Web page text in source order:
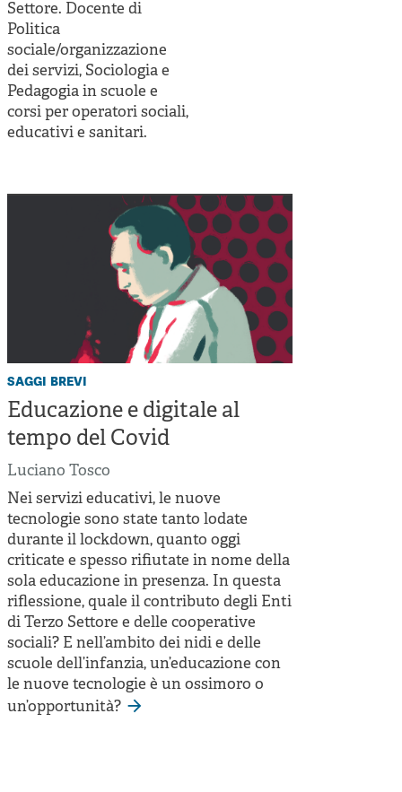
Settore. Docente di
Politica
sociale/organizzazione
dei servizi, Sociologia e
Pedagogia in scuole e
corsi per operatori sociali,
educativi e sanitari.
saggi brevi
Educazione e digitale al
tempo del Covid
Luciano Tosco
Nei servizi educativi, le nuove
tecnologie sono state tanto lodate
durante il lockdown, quanto oggi
criticate e spesso rifiutate in nome della
sola educazione in presenza. In questa
riflessione, quale il contributo degli Enti
di Terzo Settore e delle cooperative
sociali? E nell’ambito dei nidi e delle
scuole dell’infanzia, un’educazione con
le nuove tecnologie è un ossimoro o
un’opportunità?